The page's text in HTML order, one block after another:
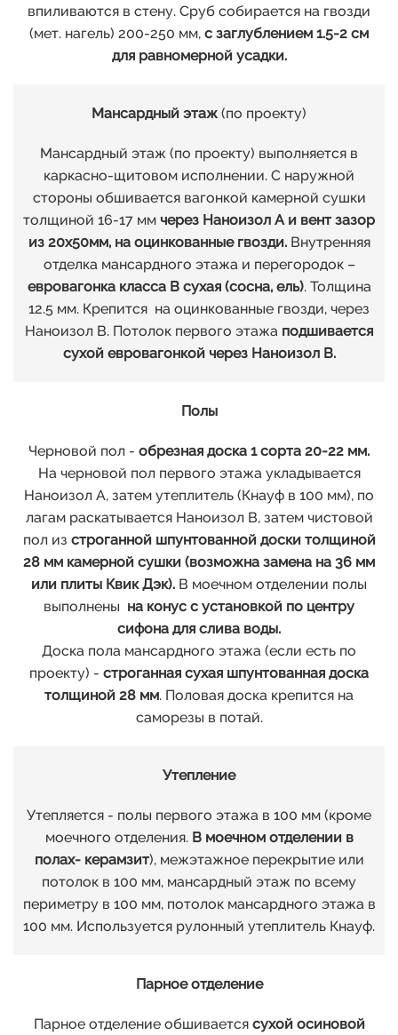
впиливаются в стену. Сруб собирается на гвозди
(мет. нагель) 200-250 мм, с заглублением 1.5-2 см
для равномерной усадки.
Мансардный этаж (по проекту)
Мансардный этаж (по проекту) выполняется в
каркасно-щитовом исполнении. С наружной
стороны обшивается вагонкой камерной сушки
толщиной 16-17 мм через Наноизол А и вент зазор
из 20х50мм, на оцинкованные гвозди. Внутренняя
отделка мансардного этажа и перегородок –
евровагонка класса В сухая (сосна, ель). Толщина
12.5 мм. Крепится на оцинкованные гвозди, через
Наноизол В. Потолок первого этажа подшивается
сухой евровагонкой через Наноизол В.
Полы
Черновой пол - обрезная доска 1 сорта 20-22 мм.
На черновой пол первого этажа укладывается
Наноизол А, затем утеплитель (Кнауф в 100 мм), по
лагам раскатывается Наноизол В, затем чистовой
пол из строганной шпунтованной доски толщиной
28 мм камерной сушки (возможна замена на 36 мм
или плиты Квик Дэк). В моечном отделении полы
выполнены на конус с установкой по центру
сифона для слива воды.
Доска пола мансардного этажа (если есть по
проекту) - строганная сухая шпунтованная доска
толщиной 28 мм. Половая доска крепится на
саморезы в потай.
Утепление
Утепляется - полы первого этажа в 100 мм (кроме
моечного отделения.В моечном отделении в
полах- керамзит), межэтажное перекрытие или
потолок в 100 мм, мансардный этаж по всему
периметру в 100 мм, потолок мансардного этажа в
100 мм. Используется рулонный утеплитель Кнауф.
Парное отделение
Парное отделение обшиваетсясухой осиновой